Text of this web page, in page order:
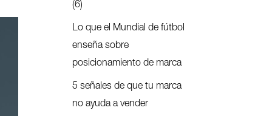
(6)
Lo que el Mundial de fútbol
enseña sobre
posicionamiento de marca
5 señales de que tu marca
no ayuda a vender